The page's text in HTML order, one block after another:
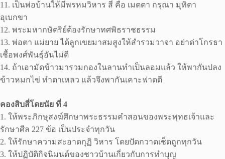
11. เป็นพ่อบ้านให้มีพรหมวิหาร สี่ คือ เมตตา กรุณา มุทิตา
อุเบกขา
12. พระมหากษัตริย์ต้องรักษาทศพิธราชธรรม
13. พ่อตา แม่ยาย ได้ลูกเขยมาสมสูงให้สํารวมวาจา อย่าด่าโกรธา
เชื้อพงศ์พันธุ์อันไม่ดี
14. ถ้าเอามัดข้าวมารวมกองในลานทําเป็นลอมแล้ว ให้พากันปลง
ข้าวหมกไข่ ทําตาเหลว แล้วจึงพากันเคาะฟาดตี
คองสิบสี่โดยนัย ที่ 4
1. ให้พระภิกษุสงฆ์ศึกษาพระธรรมคําสอนของพระพุทธเจ้าและ
รักษาศีล 227 ข้อ เป็นประจําทุกวัน
2. ให้รักษาความสะอาดกุฏิ วิหาร โดยปัดกวาดเช็ดถูกทุกวัน
3. ให้ปฏิบัติกิจนิมนต์ของชาวบ้านเกี่ยวกับการทําบุญ